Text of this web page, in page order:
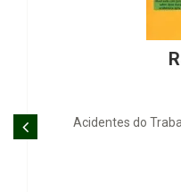
e Doenças